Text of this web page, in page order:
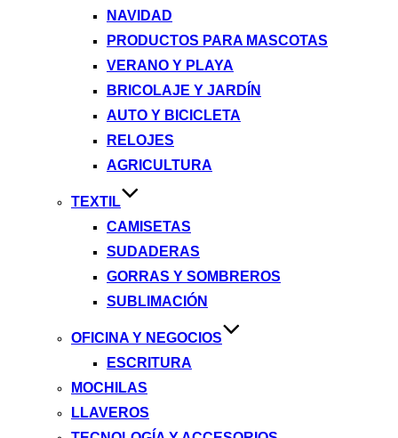
NAVIDAD
PRODUCTOS PARA MASCOTAS
VERANO Y PLAYA
BRICOLAJE Y JARDÍN
AUTO Y BICICLETA
RELOJES
AGRICULTURA
TEXTIL
CAMISETAS
SUDADERAS
GORRAS Y SOMBREROS
SUBLIMACIÓN
OFICINA Y NEGOCIOS
ESCRITURA
MOCHILAS
LLAVEROS